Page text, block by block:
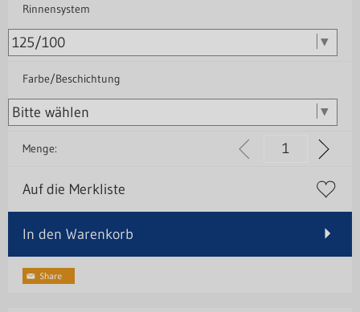
Rinnensystem
Farbe/Beschichtung
Menge:
Auf die Merkliste
In den Warenkorb